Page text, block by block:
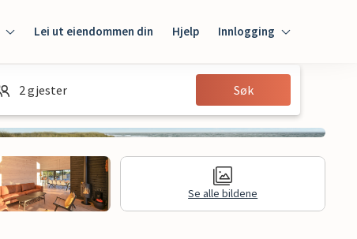
Lei ut eiendommen din Hjelp Innlogging
Innlogging
Gjest
2 gjester Søk
Se alle bildene